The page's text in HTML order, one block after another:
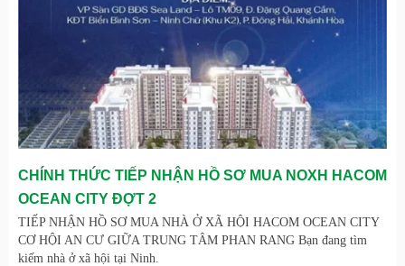
CHÍNH THỨC TIẾP NHẬN HỒ SƠ MUA NOXH HACOM
OCEAN CITY ĐỢT 2
TIẾP NHẬN HỒ SƠ MUA NHÀ Ở XÃ HỘI HACOM OCEAN CITY
CƠ HỘI AN CƯ GIỮA TRUNG TÂM PHAN RANG Bạn đang tìm
kiếm nhà ở xã hội tại Ninh.